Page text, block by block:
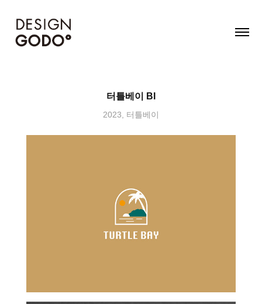
터틀베이 BI
2023, 터틀베이